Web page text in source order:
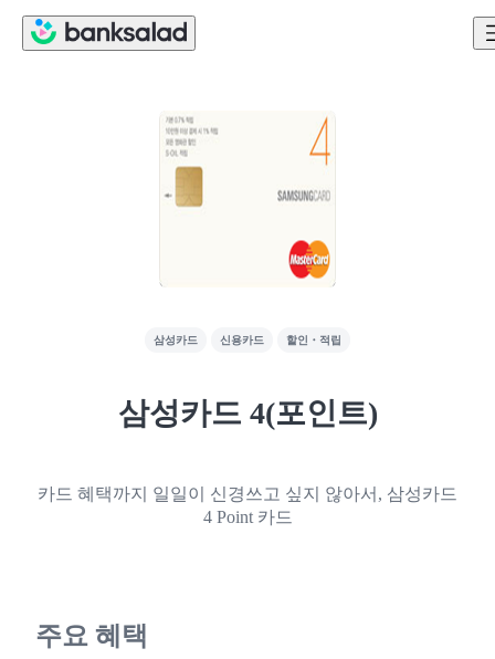
삼성카드 신용카드 할인・적립
삼성카드 4(포인트)
카드 혜택까지 일일이 신경쓰고 싶지 않아서, 삼성카드
4 Point 카드
주요 혜택